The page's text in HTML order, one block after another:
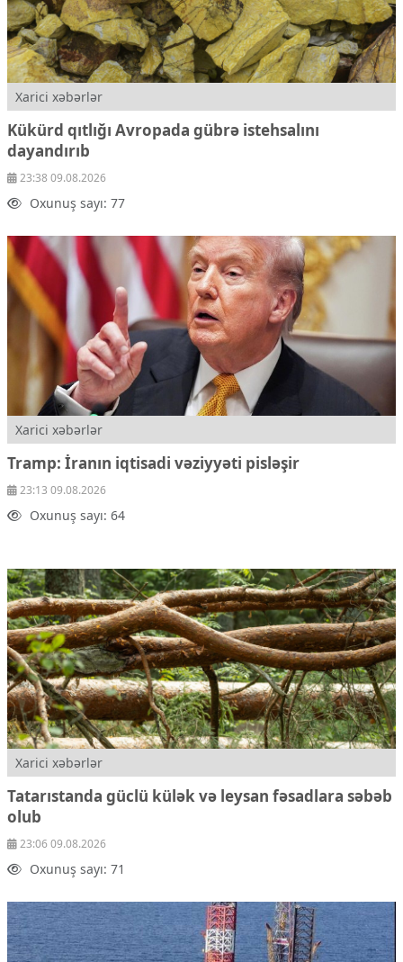
Xarici xəbərlər
Kükürd qıtlığı Avropada gübrə istehsalını
dayandırıb
23:38 09.08.2026
Oxunuş sayı: 77
Xarici xəbərlər
Tramp: İranın iqtisadi vəziyyəti pisləşir
23:13 09.08.2026
Oxunuş sayı: 64
Xarici xəbərlər
Tatarıstanda güclü külək və leysan fəsadlara səbəb
olub
23:06 09.08.2026
Oxunuş sayı: 71